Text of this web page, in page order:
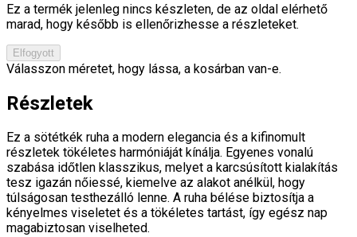
Ez a termék jelenleg nincs készleten, de az oldal elérhető
marad, hogy később is ellenőrizhesse a részleteket.
Elfogyott
Válasszon méretet, hogy lássa, a kosárban van-e.
Részletek
Ez a sötétkék ruha a modern elegancia és a kifinomult
részletek tökéletes harmóniáját kínálja. Egyenes vonalú
szabása időtlen klasszikus, melyet a karcsúsított kialakítás
tesz igazán nőiessé, kiemelve az alakot anélkül, hogy
túlságosan testhezálló lenne. A ruha bélése biztosítja a
kényelmes viseletet és a tökéletes tartást, így egész nap
magabiztosan viselheted.